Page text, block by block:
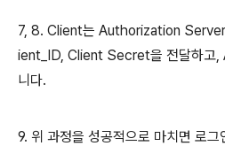
7, 8. Client는 Authorization
ient_ID, Client Secret을 전달하고
니다.
9. 위 과정을 성공적으로 마치면 로그